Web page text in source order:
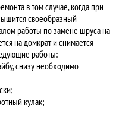
в том случае, когда при
своеобразный
работы по замене шруса на
на домкрат и снимается
работы:
снизу необходимо
кулак;